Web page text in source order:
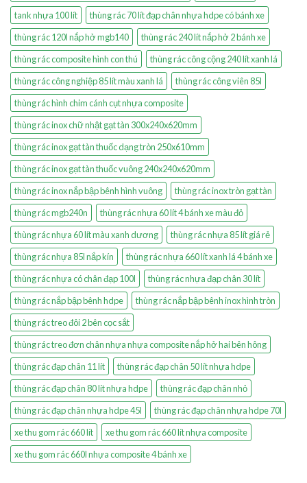
tank nhựa 100 lít
thùng rác 70 lít đạp chân nhựa hdpe có bánh xe
thùng rác 120l nắp hở mgb140
thùng rác 240 lít nắp hở 2 bánh xe
thùng rác composite hình con thú
thùng rác công cộng 240 lít xanh lá
thùng rác công nghiệp 85 lít màu xanh lá
thùng rác công viên 85l
thùng rác hình chim cánh cụt nhựa composite
thùng rác inox chữ nhật gạt tàn 300x240x620mm
thùng rác inox gạt tàn thuốc dạng tròn 250x610mm
thùng rác inox gạt tàn thuốc vuông 240x240x620mm
thùng rác inox nắp bập bênh hình vuông
thùng rác inox tròn gạt tàn
thùng rác mgb240n
thùng rác nhựa 60 lít 4 bánh xe màu đỏ
thùng rác nhựa 60 lít màu xanh dương
thùng rác nhựa 85 lít giá rẻ
thùng rác nhựa 85l nắp kín
thùng rác nhựa 660 lít xanh lá 4 bánh xe
thùng rác nhựa có chân đạp 100l
thùng rác nhựa đạp chân 30 lít
thùng rác nắp bập bênh hdpe
thùng rác nắp bập bênh inox hình tròn
thùng rác treo đôi 2 bên cọc sắt
thùng rác treo đơn chân nhựa nhựa composite nắp hở hai bên hông
thùng rác đạp chân 11 lít
thùng rác đạp chân 50 lít nhựa hdpe
thùng rác đạp chân 80 lít nhựa hdpe
thùng rác đạp chân nhỏ
thùng rác đạp chân nhựa hdpe 45l
thùng rác đạp chân nhựa hdpe 70l
xe thu gom rác 660 lít
xe thu gom rác 660 lít nhựa composite
xe thu gom rác 660l nhựa composite 4 bánh xe